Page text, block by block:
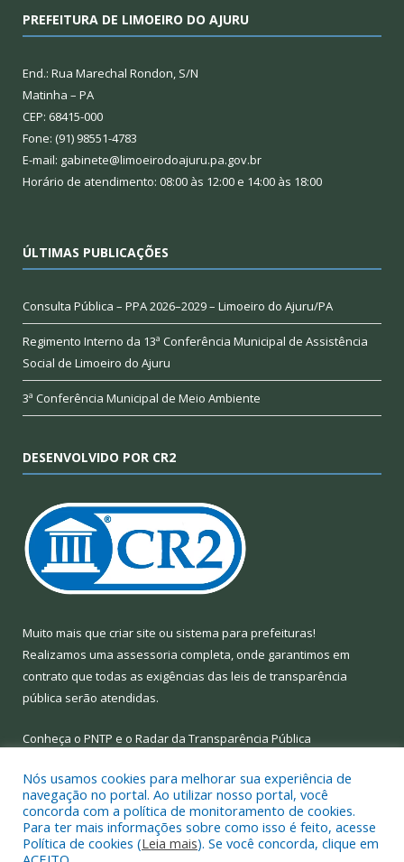
PREFEITURA DE LIMOEIRO DO AJURU
End.: Rua Marechal Rondon, S/N
Matinha – PA
CEP: 68415-000
Fone: (91) 98551-4783
E-mail: gabinete@limoeirodoajuru.pa.gov.br
Horário de atendimento: 08:00 às 12:00 e 14:00 às 18:00
ÚLTIMAS PUBLICAÇÕES
Consulta Pública – PPA 2026–2029 – Limoeiro do Ajuru/PA
Regimento Interno da 13ª Conferência Municipal de Assistência
Social de Limoeiro do Ajuru
3ª Conferência Municipal de Meio Ambiente
DESENVOLVIDO POR CR2
Muito mais que criar site ou sistema para prefeituras!
Realizamos uma assessoria completa, onde garantimos em
contrato que todas as exigências das leis de transparência
pública serão atendidas.
Conheça o PNTP e o Radar da Transparência Pública
Todos os direitos reservados a Prefeitura Municipal de Limoeiro
do Ajuru.
Nós usamos cookies para melhorar sua experiência de
navegação no portal. Ao utilizar nosso portal, você
concorda com a política de monitoramento de cookies.
Para ter mais informações sobre como isso é feito, acesse
Política de cookies (Leia mais). Se você concorda, clique em